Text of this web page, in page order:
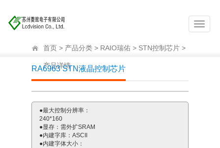
首页 > 产品分类 > RAIO瑞佑 > STN控制芯片 >
产品详情
RA6963 STN液晶控制芯片
Previous Next
●最大控制分辨率：
240*160
●显存：需外扩SRAM
●内建字库：ASCII
●内建字体大小：